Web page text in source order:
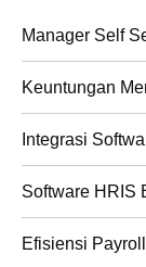
Manager Self
Keuntungan
Integrasi
Software HRIS
Efisiensi